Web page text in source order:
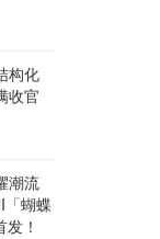
构化
收官
潮流
「蝴蝶
！